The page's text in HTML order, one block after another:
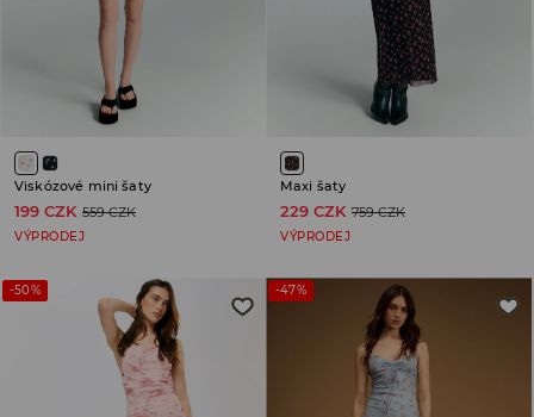
Viskózové mini šaty
199 CZK 559 CZK
VÝPRODEJ
Maxi šaty
229 CZK 759 CZK
VÝPRODEJ
-50% -47%